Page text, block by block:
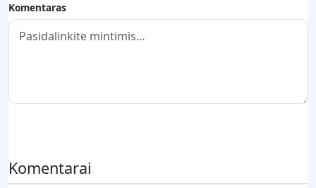
Komentaras
Komentarai